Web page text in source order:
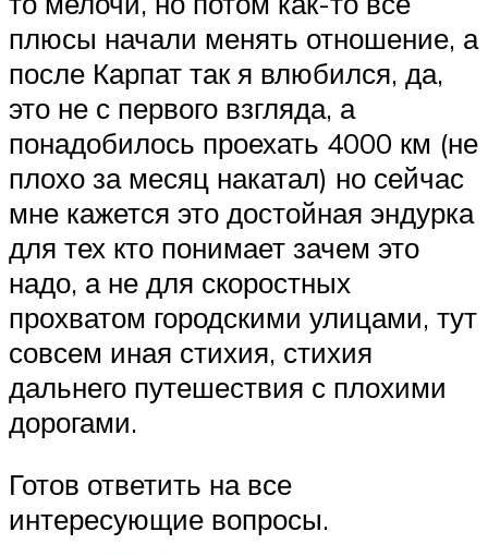
плюсы начали менять отношение, а
после Карпат так я влюбился, да,
это не с первого взгляда, а
понадобилось проехать 4000 км (не
плохо за месяц накатал) но сейчас
мне кажется это достойная эндурка
для тех кто понимает зачем это
надо, а не для скоростных
прохватом городскими улицами, тут
совсем иная стихия, стихия
дальнего путешествия с плохими
дорогами.
Готов ответить на все
интересующие вопросы.